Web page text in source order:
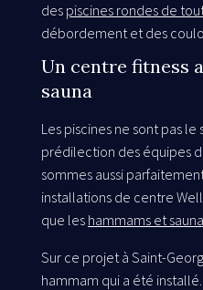
des piscines rondes de
débordement et des
Un centre fitness
sauna
Les piscines ne sont pas
prédilection des équipes
sommes aussi
installations de centre
que les hammams et
Sur ce projet à Saint-
hammam qui a été